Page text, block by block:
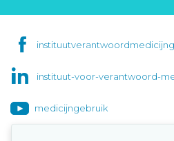
instituut-voor-verantwoord-
medicijngebruik